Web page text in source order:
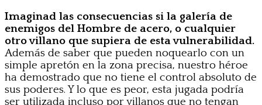
Imaginad las consecuencias si la galería de
enemigos del Hombre de acero, o cualquier
otro villano que supiera de esta vulnerabilidad.
Además de saber que pueden noquearlo con un
simple apretón en la zona precisa, nuestro héroe
ha demostrado que no tiene el control absoluto de
sus poderes. Y lo que es peor, esta jugada podría
ser utilizada incluso por villanos que no tengan